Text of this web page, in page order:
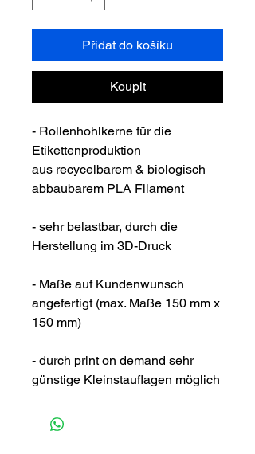
Přidat do košíku
Koupit
- Rollenhohlkerne für die
Etikettenproduktion
aus recycelbarem & biologisch
abbaubarem PLA Filament
- sehr belastbar, durch die
Herstellung im 3D-Druck
- Maße auf Kundenwunsch
angefertigt (max. Maße 150 mm x
150 mm)
- durch print on demand sehr
günstige Kleinstauflagen möglich